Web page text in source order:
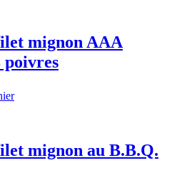
mignon AAA
poivres
mignon au B.B.Q.